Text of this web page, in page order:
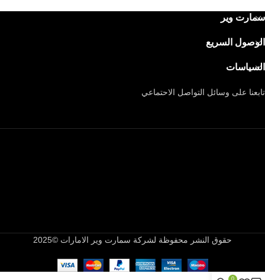
سمارت وير
الوصول السريع
السياسات
تابعنا على وسائل التواصل الاحتماعي
حقوق النشر محفوظة لشركة سمارت وير الامارات ©2025
0